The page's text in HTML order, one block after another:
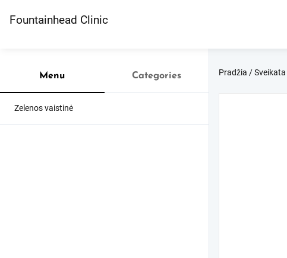
Fountainhead Clinic
Menu Categories
Zelenos vaistinė
Pradžia /Sveikata